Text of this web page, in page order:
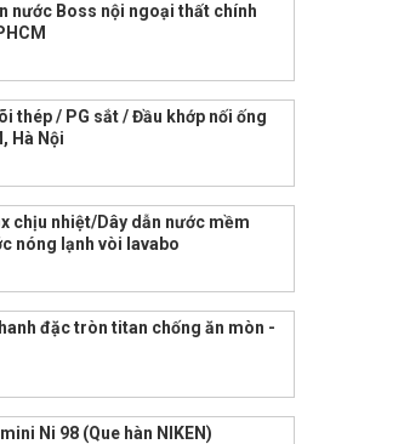
nước Boss nội ngoại thất chính
thép / PG sắt / Đầu khớp nối ống
Hà Nội
chịu nhiệt/Dây dẫn nước mềm
nóng lạnh vòi lavabo
đặc tròn titan chống ăn mòn -
Ni 98 (Que hàn NIKEN)